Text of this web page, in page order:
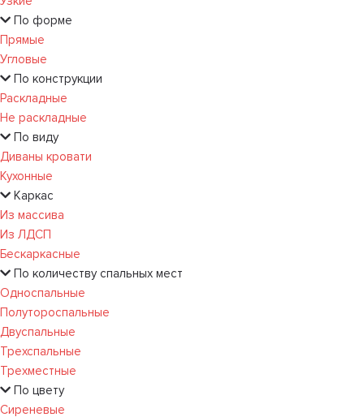
По форме
Прямые
Угловые
По конструкции
Раскладные
Не раскладные
По виду
Диваны кровати
Кухонные
Каркас
Из массива
Из ЛДСП
Бескаркасные
По количеству спальных мест
Односпальные
Полутороспальные
Двуспальные
Трехспальные
Трехместные
По цвету
Сиреневые